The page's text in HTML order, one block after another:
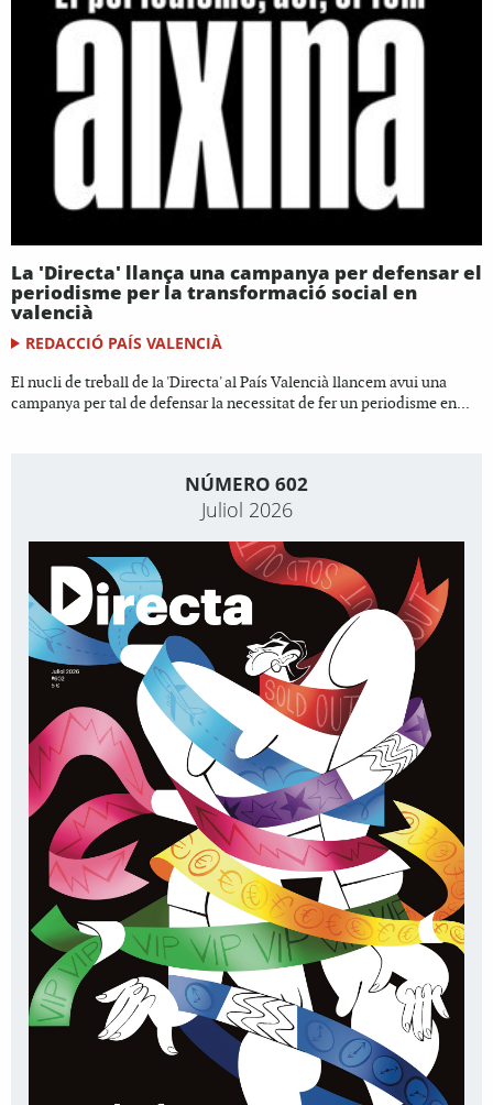
La 'Directa' llança una campanya per defensar el
periodisme per la transformació social en
valencià
REDACCIÓ PAÍS VALENCIÀ
El nucli de treball de la 'Directa' al País Valencià llancem avui una
campanya per tal de defensar la necessitat de fer un periodisme en...
NÚMERO 602
Juliol 2026